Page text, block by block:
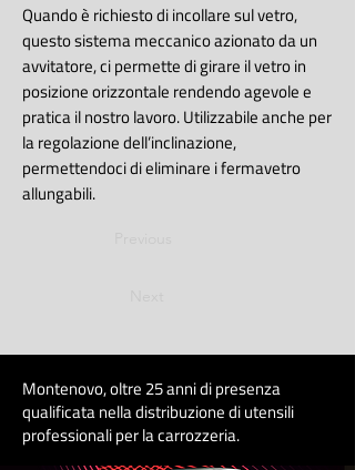
Quando è richiesto di incollare sul vetro,
questo sistema meccanico azionato da un
avvitatore, ci permette di girare il vetro in
posizione orizzontale rendendo agevole e
pratica il nostro lavoro. Utilizzabile anche per
la regolazione dell’inclinazione,
permettendoci di eliminare i fermavetro
allungabili.
Montenovo, oltre 25 anni di presenza
qualificata nella distribuzione di utensili
professionali per la carrozzeria.